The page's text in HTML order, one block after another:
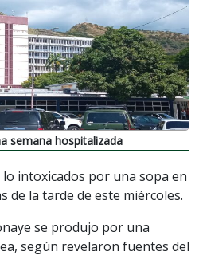
semana hospitalizada
intoxicados por una sopa en
de la tarde de este miércoles.
se produjo por una
según revelaron fuentes del